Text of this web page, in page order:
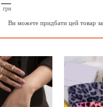
грн
Ви можете придбати цей товар за